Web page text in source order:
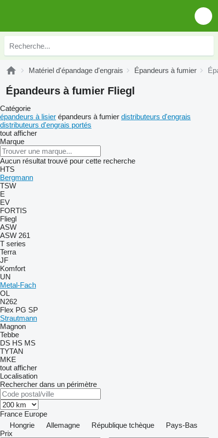
Matériel d'épandage d'engrais Épandeurs à fumier
Épandeurs à fumier Fliegl
Catégorie
épandeurs à lisier épandeurs à fumier distributeurs d'engrais
distributeurs d'engrais portés
tout afficher
Marque
Aucun résultat trouvé pour cette recherche
HTS
Bergmann
TSW
E
EV
FORTIS
Fliegl
ASW
ASW 261
T series
Terra
JF
Komfort
UN
Metal-Fach
OL
N262
Flex PG SP
Strautmann
Magnon
Tebbe
DS HS MS
TYTAN
MKE
tout afficher
Localisation
Rechercher dans un périmètre
France Europe
Hongrie
Allemagne République tchèque
Pays-Bas
Prix